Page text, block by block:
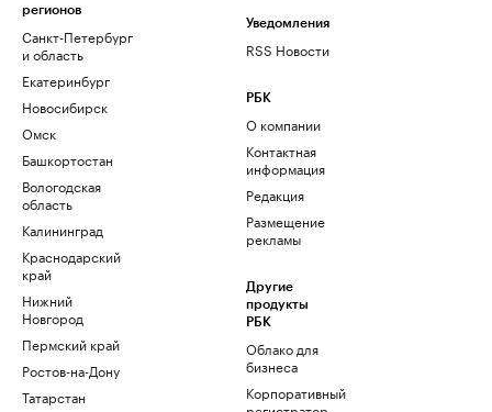
регионов
Санкт-Петербург
и область
Екатеринбург
Новосибирск
Омск
Башкортостан
Вологодская
область
Калининград
Краснодарский
край
Нижний
Новгород
Пермский край
Ростов-на-Дону
Татарстан
Уведомления
RSS Новости
РБК
О компании
Контактная
информация
Редакция
Размещение
рекламы
Другие
продукты
РБК
Облако для
бизнеса
Корпоративный